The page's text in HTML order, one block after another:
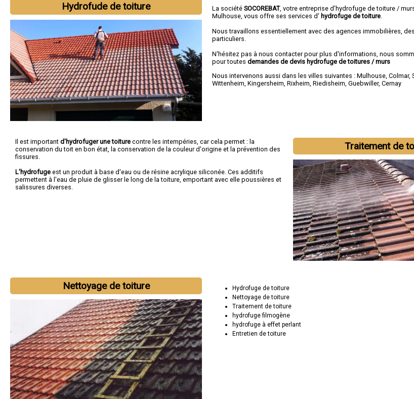
Hydrofude de toiture La sociétéSOCOREBAT, votre entreprise d'hydrofuge de toiture /
Mulhouse, vous offre ses services d' hydrofuge de toiture
Nous travaillons essentiellement avec des agences immobilières,
particuliers.
N'hésitez pas à nous contacter pour plus d'informations, nous
pour toutesdemandes de devis hydrofuge de toitures / murs
Nous intervenons aussi dans les villes suivantes :Mulhouse ,Colmar,
Wittenheim ,Kingersheim ,Rixheim ,Riedisheim ,Guebwiller,Cernay
Traitement de
Il est important d'hydrofuger une toiture contre les intempéries, car cela permet : la
conservation du toit en bon état, la conservation de la couleur d'origine et la prévention des
fissures.
L'hydrofuge est un produit à base d'eau ou de résine acrylique siliconée. Ces additifs
permettent à l'eau de pluie de glisser le long de la toiture, emportant avec elle poussières et
salissures diverses.
Nettoyage de toiture
Hydrofuge de toiture
Nettoyage de toiture
Traitement de toiture
hydrofuge filmogène
hydrofuge à effet perlant
Entretien de toiture